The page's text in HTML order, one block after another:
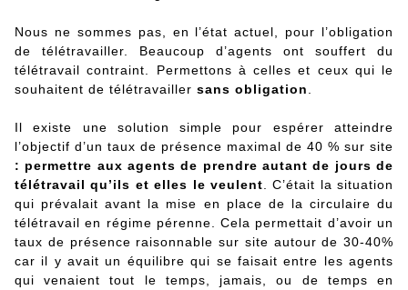
Nous ne sommes pas, en l’état actuel, pour l’obligation
de télétravailler. Beaucoup d’agents ont souffert du
télétravail contraint. Permettons à celles et ceux qui le
souhaitent de télétravailler sans obligation
Il existe une solution simple pour espérer atteindre
l’objectif d’un taux de présence maximal de 40 % sur site
: permettre aux agents de prendre autant de jours de
télétravail qu’ils et elles le veulent . C’était la situation
qui prévalait avant la mise en place de la circulaire du
télétravail en régime pérenne. Cela permettait d’avoir un
taux de présence raisonnable sur site autour de 30-40%
car il y avait un équilibre qui se faisait entre les agents
qui venaient tout le temps, jamais, ou de temps en